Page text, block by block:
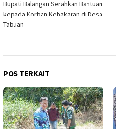
pos
Bupati Balangan Serahkan Bantuan
kepada Korban Kebakaran di Desa
Tabuan
POS TERKAIT